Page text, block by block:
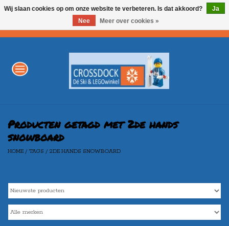
WINTERSPORT
LEGO
AKTIE
Merken
Producten getagd met 2de hands
snowboard
HOME / TAGS / 2DE HANDS SNOWBOARD
Wij slaan cookies op om onze website te verbeteren. Is dat akkoord?
Ja
Nee
Meer over cookies »